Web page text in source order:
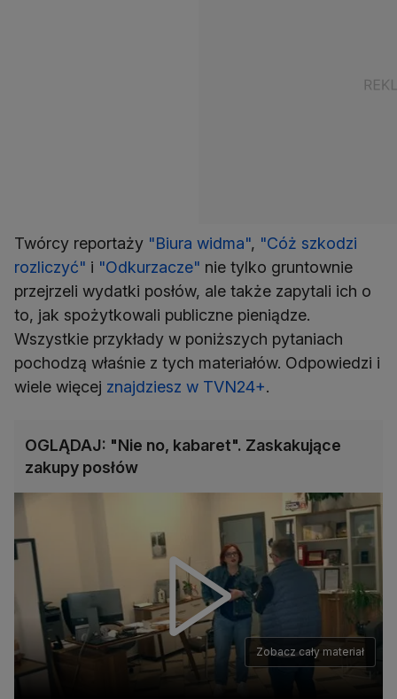
Twórcy reportaży "Biura widma", "Cóż szkodzi
rozliczyć" i "Odkurzacze" nie tylko gruntownie
przejrzeli wydatki posłów, ale także zapytali ich o
to, jak spożytkowali publiczne pieniądze.
Wszystkie przykłady w poniższych pytaniach
pochodzą właśnie z tych materiałów. Odpowiedzi i
wiele więcej znajdziesz w TVN24+.
OGLĄDAJ: "Nie no, kabaret". Zaskakujące
zakupy posłów
Zobacz cały materiał